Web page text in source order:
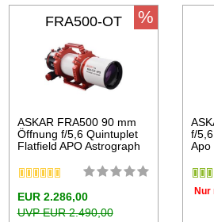
FRA500-OT
ASKAR FRA500 90 mm
Öffnung f/5,6 Quintuplet
Flatfield APO Astrograph
EUR 2.286,00
UVP EUR 2.490,00
%
f/
Apo
Nur